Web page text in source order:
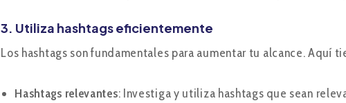
3. Utiliza hashtags eficientemente
Los hashtags son fundamentales para aumentar tu alcance. Aquí
Hashtags relevantes: Investiga y utiliza hashtags que sean